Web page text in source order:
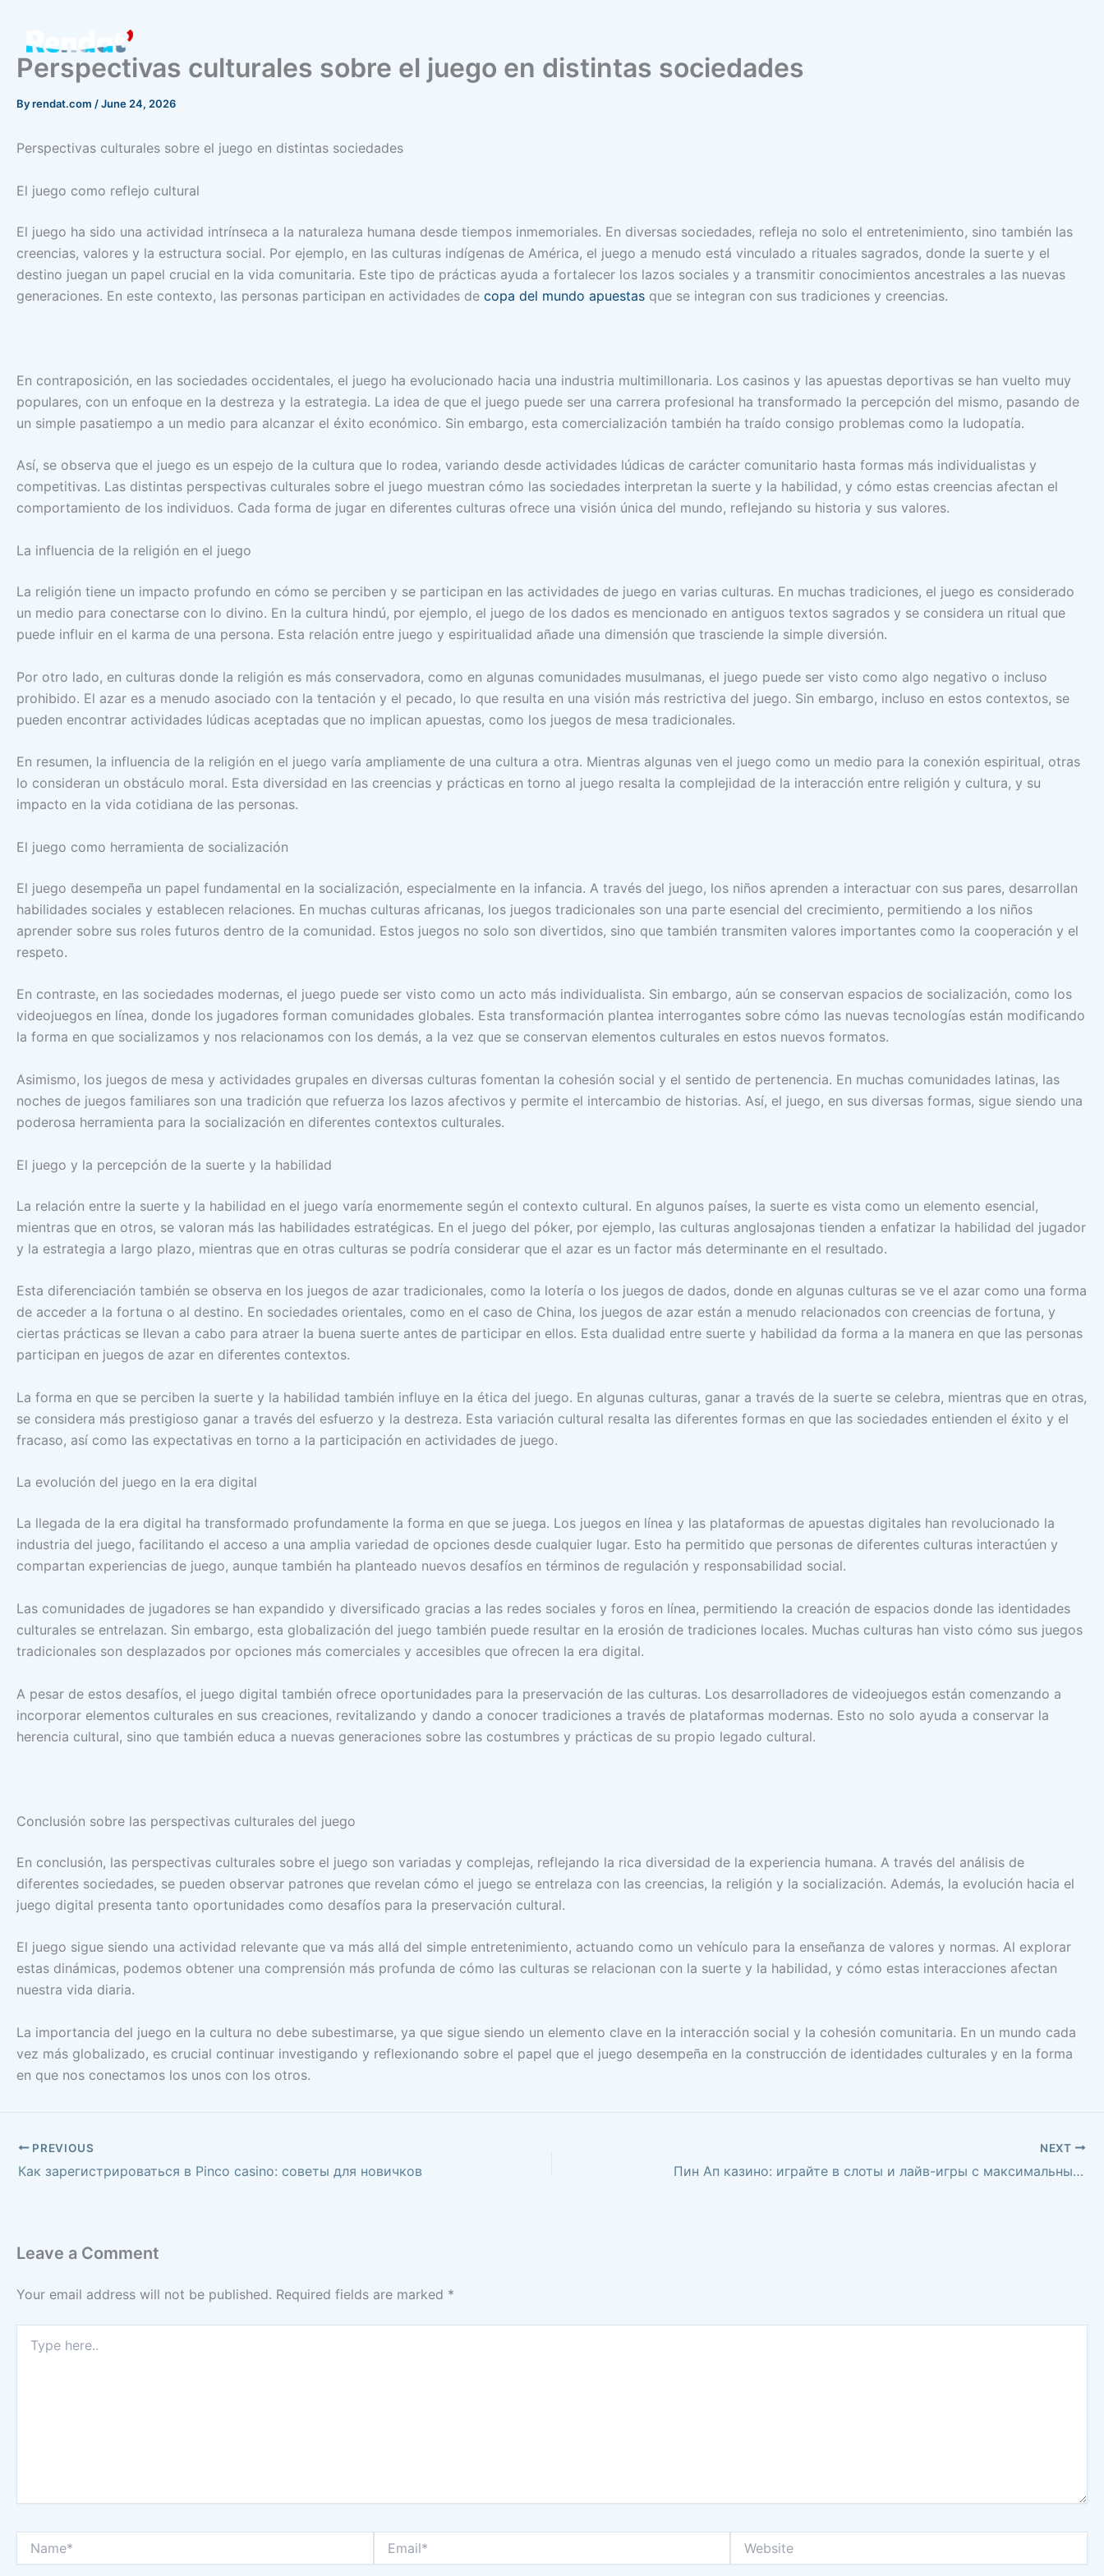
content
Perspectivas culturales sobre el juego en distintas sociedades
Byrendat.com /June 24, 2026
Perspectivas culturales sobre el juego en distintas sociedades
El juego como reflejo cultural
El juego ha sido una actividad intrínseca a la naturaleza humana desde tiempos inmemoriales. En diversas sociedades, refleja no solo el entretenimiento, sino también las
creencias, valores y la estructura social. Por ejemplo, en las culturas indígenas de América, el juego a menudo está vinculado a rituales sagrados, donde la suerte y el
destino juegan un papel crucial en la vida comunitaria. Este tipo de prácticas ayuda a fortalecer los lazos sociales y a transmitir conocimientos ancestrales a las nuevas
generaciones. En este contexto, las personas participan en actividades de copa del mundo apuestas que se integran con sus tradiciones y creencias.
En contraposición, en las sociedades occidentales, el juego ha evolucionado hacia una industria multimillonaria. Los casinos y las apuestas deportivas se han vuelto muy
populares, con un enfoque en la destreza y la estrategia. La idea de que el juego puede ser una carrera profesional ha transformado la percepción del mismo, pasando de
un simple pasatiempo a un medio para alcanzar el éxito económico. Sin embargo, esta comercialización también ha traído consigo problemas como la ludopatía.
Así, se observa que el juego es un espejo de la cultura que lo rodea, variando desde actividades lúdicas de carácter comunitario hasta formas más individualistas y
competitivas. Las distintas perspectivas culturales sobre el juego muestran cómo las sociedades interpretan la suerte y la habilidad, y cómo estas creencias afectan el
comportamiento de los individuos. Cada forma de jugar en diferentes culturas ofrece una visión única del mundo, reflejando su historia y sus valores.
La influencia de la religión en el juego
La religión tiene un impacto profundo en cómo se perciben y se participan en las actividades de juego en varias culturas. En muchas tradiciones, el juego es considerado
un medio para conectarse con lo divino. En la cultura hindú, por ejemplo, el juego de los dados es mencionado en antiguos textos sagrados y se considera un ritual que
puede influir en el karma de una persona. Esta relación entre juego y espiritualidad añade una dimensión que trasciende la simple diversión.
Por otro lado, en culturas donde la religión es más conservadora, como en algunas comunidades musulmanas, el juego puede ser visto como algo negativo o incluso
prohibido. El azar es a menudo asociado con la tentación y el pecado, lo que resulta en una visión más restrictiva del juego. Sin embargo, incluso en estos contextos, se
pueden encontrar actividades lúdicas aceptadas que no implican apuestas, como los juegos de mesa tradicionales.
En resumen, la influencia de la religión en el juego varía ampliamente de una cultura a otra. Mientras algunas ven el juego como un medio para la conexión espiritual, otras
lo consideran un obstáculo moral. Esta diversidad en las creencias y prácticas en torno al juego resalta la complejidad de la interacción entre religión y cultura, y su
impacto en la vida cotidiana de las personas.
El juego como herramienta de socialización
El juego desempeña un papel fundamental en la socialización, especialmente en la infancia. A través del juego, los niños aprenden a interactuar con sus pares, desarrollan
habilidades sociales y establecen relaciones. En muchas culturas africanas, los juegos tradicionales son una parte esencial del crecimiento, permitiendo a los niños
aprender sobre sus roles futuros dentro de la comunidad. Estos juegos no solo son divertidos, sino que también transmiten valores importantes como la cooperación y el
respeto.
En contraste, en las sociedades modernas, el juego puede ser visto como un acto más individualista. Sin embargo, aún se conservan espacios de socialización, como los
videojuegos en línea, donde los jugadores forman comunidades globales. Esta transformación plantea interrogantes sobre cómo las nuevas tecnologías están modificando
la forma en que socializamos y nos relacionamos con los demás, a la vez que se conservan elementos culturales en estos nuevos formatos.
Asimismo, los juegos de mesa y actividades grupales en diversas culturas fomentan la cohesión social y el sentido de pertenencia. En muchas comunidades latinas, las
noches de juegos familiares son una tradición que refuerza los lazos afectivos y permite el intercambio de historias. Así, el juego, en sus diversas formas, sigue siendo una
poderosa herramienta para la socialización en diferentes contextos culturales.
El juego y la percepción de la suerte y la habilidad
La relación entre la suerte y la habilidad en el juego varía enormemente según el contexto cultural. En algunos países, la suerte es vista como un elemento esencial,
mientras que en otros, se valoran más las habilidades estratégicas. En el juego del póker, por ejemplo, las culturas anglosajonas tienden a enfatizar la habilidad del jugador
y la estrategia a largo plazo, mientras que en otras culturas se podría considerar que el azar es un factor más determinante en el resultado.
Esta diferenciación también se observa en los juegos de azar tradicionales, como la lotería o los juegos de dados, donde en algunas culturas se ve el azar como una forma
de acceder a la fortuna o al destino. En sociedades orientales, como en el caso de China, los juegos de azar están a menudo relacionados con creencias de fortuna, y
ciertas prácticas se llevan a cabo para atraer la buena suerte antes de participar en ellos. Esta dualidad entre suerte y habilidad da forma a la manera en que las personas
participan en juegos de azar en diferentes contextos.
La forma en que se perciben la suerte y la habilidad también influye en la ética del juego. En algunas culturas, ganar a través de la suerte se celebra, mientras que en otras,
se considera más prestigioso ganar a través del esfuerzo y la destreza. Esta variación cultural resalta las diferentes formas en que las sociedades entienden el éxito y el
fracaso, así como las expectativas en torno a la participación en actividades de juego.
La evolución del juego en la era digital
La llegada de la era digital ha transformado profundamente la forma en que se juega. Los juegos en línea y las plataformas de apuestas digitales han revolucionado la
industria del juego, facilitando el acceso a una amplia variedad de opciones desde cualquier lugar. Esto ha permitido que personas de diferentes culturas interactúen y
compartan experiencias de juego, aunque también ha planteado nuevos desafíos en términos de regulación y responsabilidad social.
Las comunidades de jugadores se han expandido y diversificado gracias a las redes sociales y foros en línea, permitiendo la creación de espacios donde las identidades
culturales se entrelazan. Sin embargo, esta globalización del juego también puede resultar en la erosión de tradiciones locales. Muchas culturas han visto cómo sus juegos
tradicionales son desplazados por opciones más comerciales y accesibles que ofrecen la era digital.
A pesar de estos desafíos, el juego digital también ofrece oportunidades para la preservación de las culturas. Los desarrolladores de videojuegos están comenzando a
incorporar elementos culturales en sus creaciones, revitalizando y dando a conocer tradiciones a través de plataformas modernas. Esto no solo ayuda a conservar la
herencia cultural, sino que también educa a nuevas generaciones sobre las costumbres y prácticas de su propio legado cultural.
Conclusión sobre las perspectivas culturales del juego
En conclusión, las perspectivas culturales sobre el juego son variadas y complejas, reflejando la rica diversidad de la experiencia humana. A través del análisis de
diferentes sociedades, se pueden observar patrones que revelan cómo el juego se entrelaza con las creencias, la religión y la socialización. Además, la evolución hacia el
juego digital presenta tanto oportunidades como desafíos para la preservación cultural.
El juego sigue siendo una actividad relevante que va más allá del simple entretenimiento, actuando como un vehículo para la enseñanza de valores y normas. Al explorar
estas dinámicas, podemos obtener una comprensión más profunda de cómo las culturas se relacionan con la suerte y la habilidad, y cómo estas interacciones afectan
nuestra vida diaria.
La importancia del juego en la cultura no debe subestimarse, ya que sigue siendo un elemento clave en la interacción social y la cohesión comunitaria. En un mundo cada
vez más globalizado, es crucial continuar investigando y reflexionando sobre el papel que el juego desempeña en la construcción de identidades culturales y en la forma
en que nos conectamos los unos con los otros.
PREVIOUS
Как зарегистрироваться в Pinco casino: советы для новичков
NEXT
Пин Ап казино: играйте в слоты и лайв-игры с максимальными бонусами
Leave a Comment
Your email address will not be published. Required fields are marked *
here..